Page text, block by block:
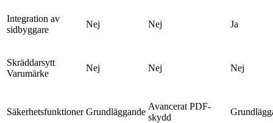
Integration av
sidbyggare
Nej Nej Ja
Skräddarsytt
Varumärke
Nej Nej Nej
Säkerhetsfunktioner Grundläggande
Avancerat PDF-
skydd